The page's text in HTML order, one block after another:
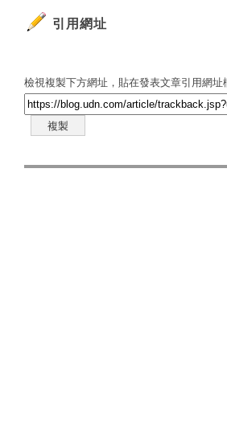
引用網址
檢視複製下方網址，貼在發表文章引用網址
複製